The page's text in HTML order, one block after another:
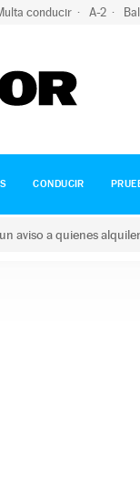
conducir A-2
CONDUCIR
aviso a quienes